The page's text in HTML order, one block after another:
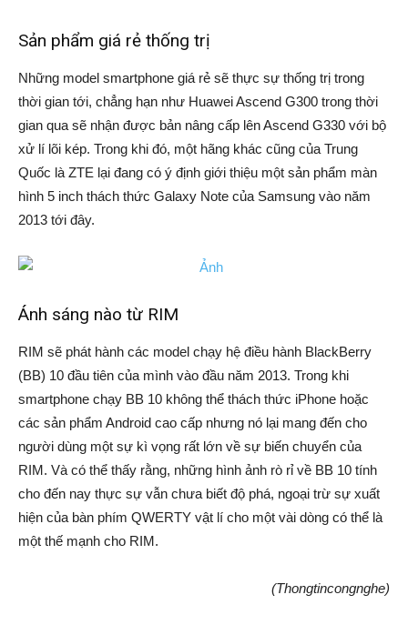
Sản phẩm giá rẻ thống trị
Những model smartphone giá rẻ sẽ thực sự thống trị trong
thời gian tới, chẳng hạn như Huawei Ascend G300 trong thời
gian qua sẽ nhận được bản nâng cấp lên Ascend G330 với bộ
xử lí lõi kép. Trong khi đó, một hãng khác cũng của Trung
Quốc là ZTE lại đang có ý định giới thiệu một sản phẩm màn
hình 5 inch thách thức Galaxy Note của Samsung vào năm
2013 tới đây.
Ánh sáng nào từ RIM
RIM sẽ phát hành các model chạy hệ điều hành BlackBerry
(BB) 10 đầu tiên của mình vào đầu năm 2013. Trong khi
smartphone chạy BB 10 không thể thách thức iPhone hoặc
các sản phẩm Android cao cấp nhưng nó lại mang đến cho
người dùng một sự kì vọng rất lớn về sự biến chuyển của
RIM. Và có thể thấy rằng, những hình ảnh rò rỉ về BB 10 tính
cho đến nay thực sự vẫn chưa biết độ phá, ngoại trừ sự xuất
hiện của bàn phím QWERTY vật lí cho một vài dòng có thể là
một thế mạnh cho RIM.
(Thongtincongnghe)